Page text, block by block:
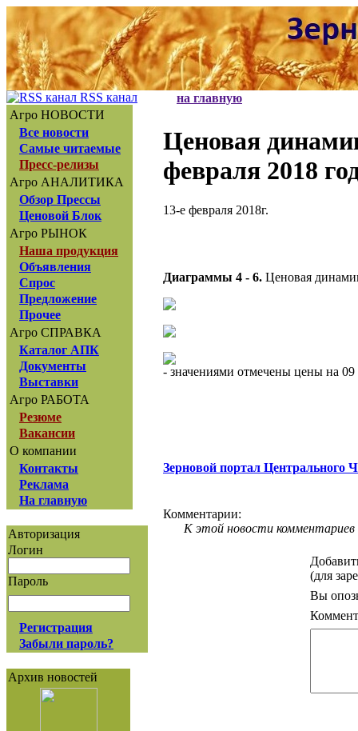
RSS канал
Агро НОВОСТИ
Все новости
Самые читаемые
Пресс-релизы
Агро АНАЛИТИКА
Обзор Прессы
Ценовой Блок
Агро РЫНОК
Наша продукция
Объявления
Спрос
Предложение
Прочее
Агро СПРАВКА
Каталог АПК
Документы
Выставки
Агро РАБОТА
Резюме
Вакансии
О компании
Контакты
Реклама
На главную
Авторизация
Логин
Пароль
Регистрация
Забыли пароль?
Архив новостей
на главную
Ценовая
февраля 2018
13-е февраля 2018г.
Диаграммы 4 - 6. Ценовая
- значениями отмечены цены на
Зерновой портал Центрального
Комментарии:
К этой новости комментариев
(для
Вы